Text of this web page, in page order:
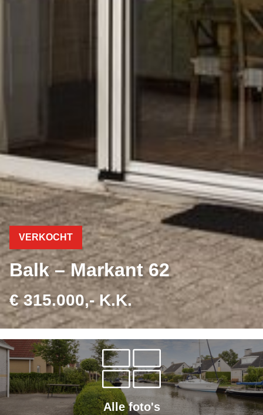
VERKOCHT
Balk – Markant 62
€ 315.000,- K.K.
Alle foto's